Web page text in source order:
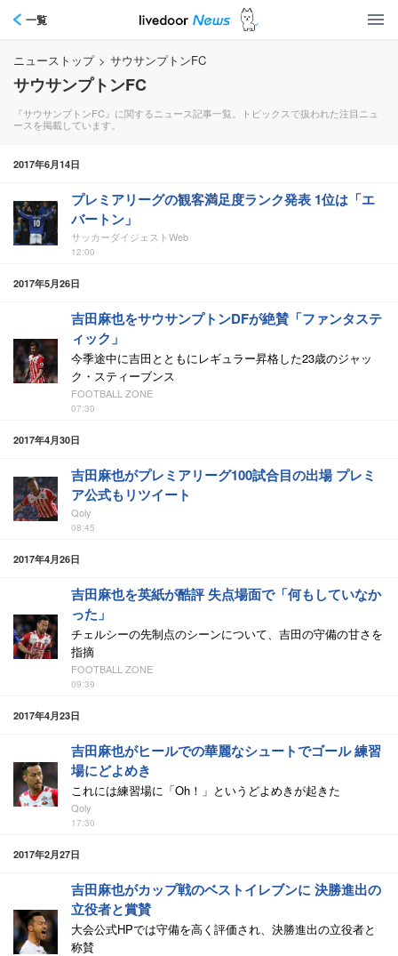
一覧
ニューストップ > サウサンプトンFC
サウサンプトンFC
『サウサンプトンFC』に関するニュース記事一覧。トピックスで扱われた注目ニュ
ースを掲載しています。
2017年6月14日
プレミアリーグの観客満足度ランク発表 1位は「エ
バートン」
サッカーダイジェストWeb
12:00
2017年5月26日
吉田麻也をサウサンプトンDFが絶賛「ファンタステ
ィック」
今季途中に吉田とともにレギュラー昇格した23歳のジャッ
ク・スティーブンス
FOOTBALL ZONE
07:30
2017年4月30日
吉田麻也がプレミアリーグ100試合目の出場 プレミ
ア公式もリツイート
Qoly
08:45
2017年4月26日
吉田麻也を英紙が酷評 失点場面で「何もしていなか
った」
チェルシーの先制点のシーンについて、吉田の守備の甘さを
指摘
FOOTBALL ZONE
09:39
2017年4月23日
吉田麻也がヒールでの華麗なシュートでゴール 練習
場にどよめき
これには練習場に「Oh！」というどよめきが起きた
Qoly
17:30
2017年2月27日
吉田麻也がカップ戦のベストイレブンに 決勝進出の
立役者と賞賛
大会公式HPでは守備を高く評価され、決勝進出の立役者と
称賛